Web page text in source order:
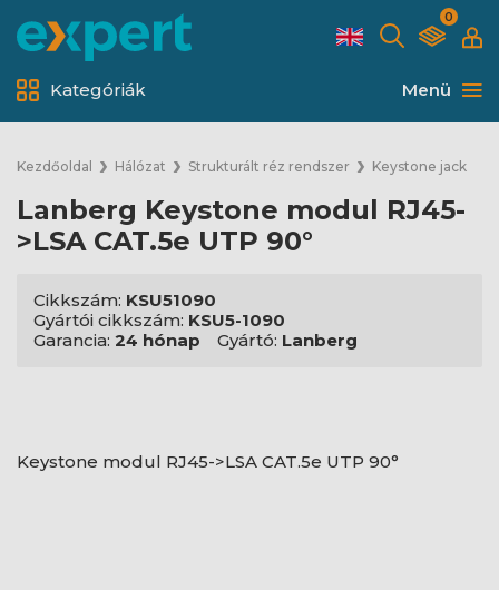
0
Menü
Kategóriák
Kezdőoldal Hálózat Strukturált réz rendszer Keystone jack
Lanberg Keystone modul RJ45-
>LSA CAT.5e UTP 90°
Cikkszám: KSU51090
Gyártói cikkszám: KSU5-1090
Garancia: 24 hónap Gyártó: Lanberg
Keystone modul RJ45->LSA CAT.5e UTP 90°